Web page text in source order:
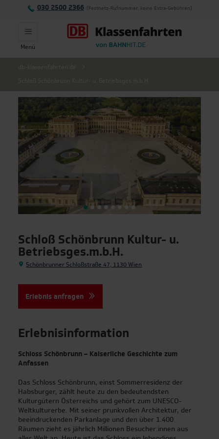
| Top-Reiseziele für
Menü
030 2500 2366 (Festnetz-Rufnummer, keine Extra-Gebühren)
Schloß Schönbrunn Kultur- u.
Betriebsges.m.b.H.
Schönbrunner Schloßstraße 47, 1130 Wien
Erlebnis anfragen
Erlebnisinformation
Schloss Schönbrunn – Kaiserliche Geschichte zum
Anfassen
Das Schloss Schönbrunn, einst Sommerresidenz der
Habsburger, zählt heute zu den bedeutendsten
Kulturgütern Österreichs und gehört zum UNESCO-
Weltkulturerbe. Mit seiner prunkvollen Architektur, der
beeindruckenden Parkanlage und den über 1.400
Räumen zieht es jährlich Millionen Besucher:innen aus